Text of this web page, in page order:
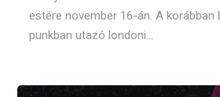
estére november 16-án. A
punkban utazó londoni...